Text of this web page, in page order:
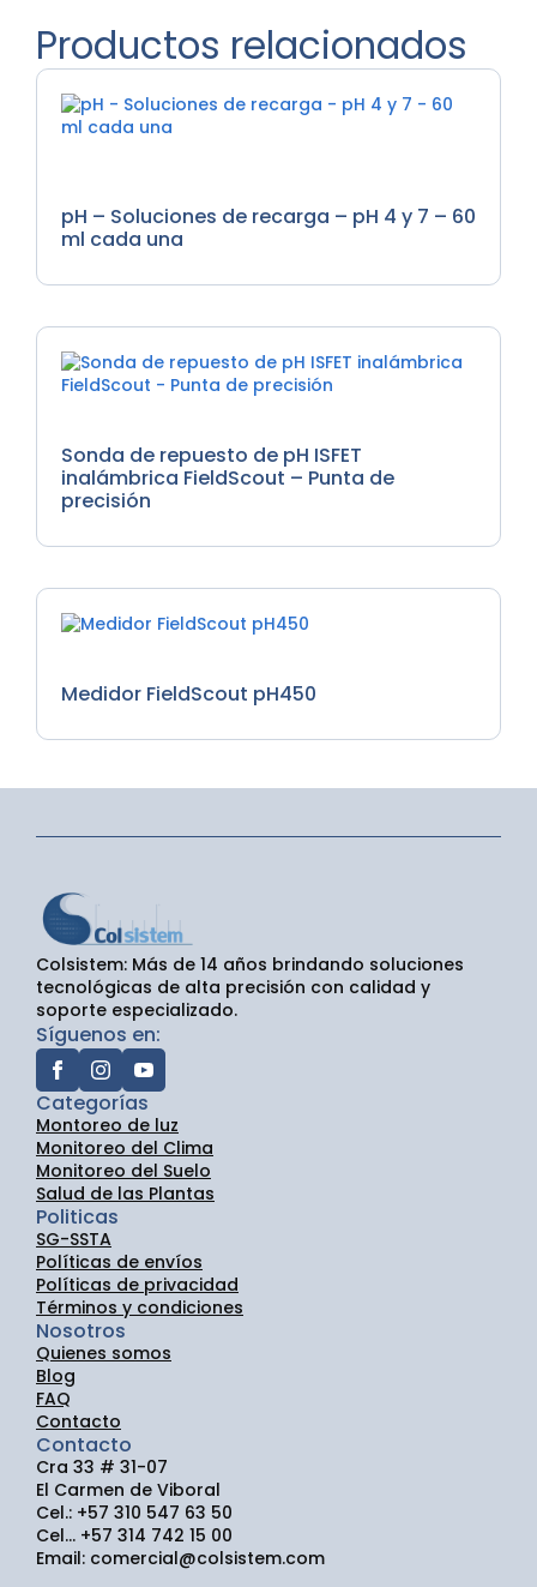
Productos relacionados
pH – Soluciones de recarga – pH 4 y 7 – 60
ml cada una
Sonda de repuesto de pH ISFET
inalámbrica FieldScout – Punta de
precisión
Medidor FieldScout pH450
Colsistem: Más de 14 años brindando soluciones
tecnológicas de alta precisión con calidad y
soporte especializado.
Síguenos en:
Categorías
Montoreo de luz
Monitoreo del Clima
Monitoreo del Suelo
Salud de las Plantas
Politicas
SG-SSTA
Políticas de envíos
Políticas de privacidad
Términos y condiciones
Nosotros
Quienes somos
Blog
FAQ
Contacto
Contacto
Cra 33 # 31-07
El Carmen de Viboral
Cel.: +57 310 547 63 50
Cel... +57 314 742 15 00
Email: comercial@colsistem.com